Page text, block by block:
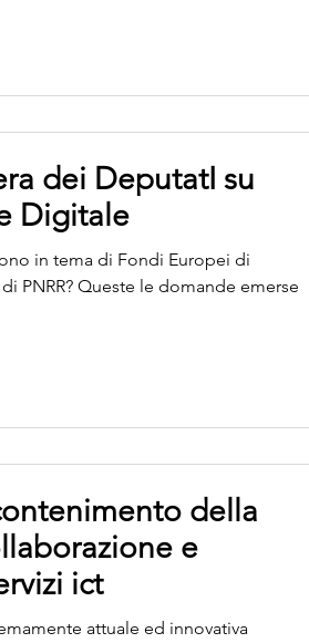
dei DeputatI su
Digitale
in tema di Fondi Europei di
PNRR? Queste le domande emerse
della
e
ict
attuale ed innovativa